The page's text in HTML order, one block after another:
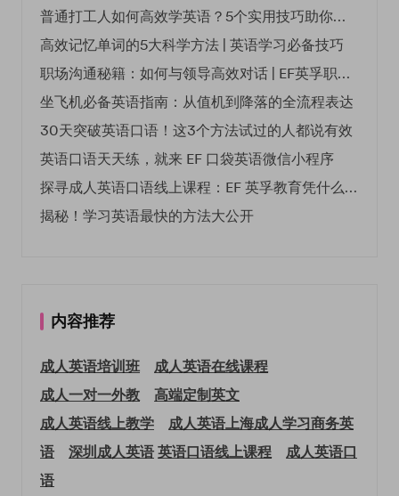
普通打工人如何高效学英语？5个实用技巧助你突破职场瓶颈
高效记忆单词的5大科学方法 | 英语学习必备技巧
职场沟通秘籍：如何与领导高效对话 | EF英孚职场指南
坐飞机必备英语指南：从值机到降落的全流程表达
30天突破英语口语！这3个方法试过的人都说有效
英语口语天天练，就来 EF 口袋英语微信小程序
探寻成人英语口语线上课程：EF 英孚教育凭什么领航
揭秘！学习英语最快的方法大公开
内容推荐
成人英语培训班
成人英语在线课程
成人一对一外教
高端定制英文
成人英语线上教学
成人英语上海成人学习商务英
语
深圳成人英语英语口语线上课程
成人英语口
语